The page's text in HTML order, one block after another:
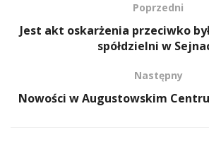
Poprzedni
Jest akt oskarżenia przeciwko
spółdzielni w
Następny
Nowości w Augustowskim